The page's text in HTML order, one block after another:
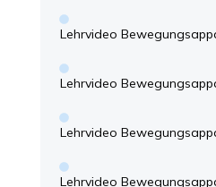
Lehrvideo
Lehrvideo
Lehrvideo
Lehrvideo